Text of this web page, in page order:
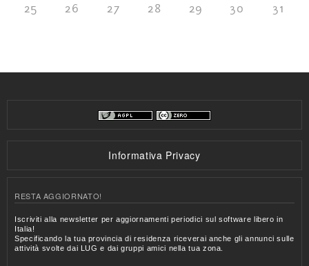
25 26 27 28 29 30 31
Informativa Privacy
RESTA AGGIORNATO!